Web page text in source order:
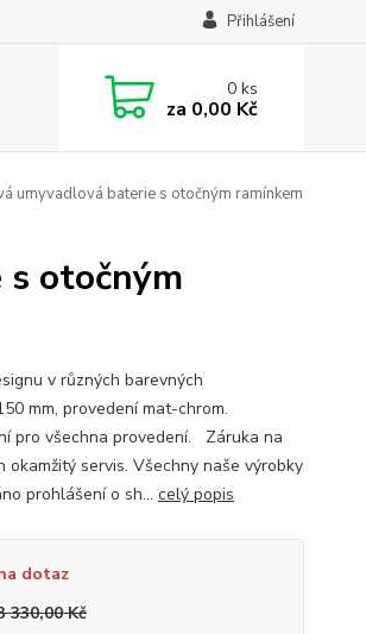
Přihlášení
0ks
za 0,00 Kč
umyvadlová baterie s otočným ramínkem
otočným
v různých barevných
mm, provedení mat-chrom.
pro všechna provedení. Záruka na
servis. Všechny naše výrobky
prohlášení o sh... celý popis
dotaz
330,00 Kč